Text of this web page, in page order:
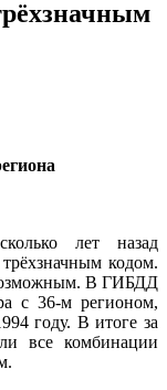
лет назад
кодом.
В ГИБДД
с 36-м регионом,
году. В итоге за
все комбинации